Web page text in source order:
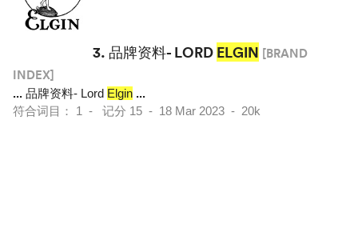
3. 品牌资料- LORD ELGIN [BRAND
INDEX]
... 品牌资料- Lord Elgin ...
符合词目： 1 - 记分 15 - 18 Mar 2023 - 20k